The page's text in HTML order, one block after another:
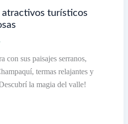
turísticos
con sus paisajes serranos,
termas relajantes y
la magia del valle!